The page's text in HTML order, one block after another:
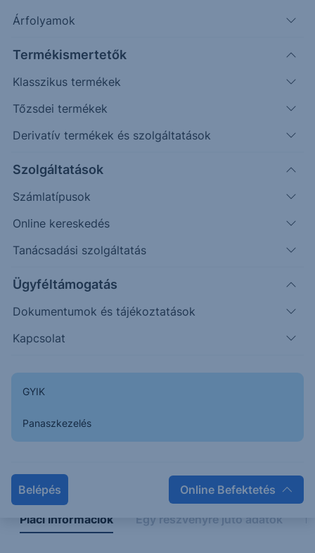
Árfolyamok
Termékismertetők
Klasszikus termékek
Tőzsdei termékek
Derivatív termékek és szolgáltatások
Szolgáltatások
Számlatípusok
Online kereskedés
Tanácsadási szolgáltatás
Ügyféltámogatás
Dokumentumok és tájékoztatások
Kapcsolat
GYIK
Panaszkezelés
Belépés Online Befektetés
215.00
Napon belüli Historikus
Piaci információk Egy részvényre jutó adatok